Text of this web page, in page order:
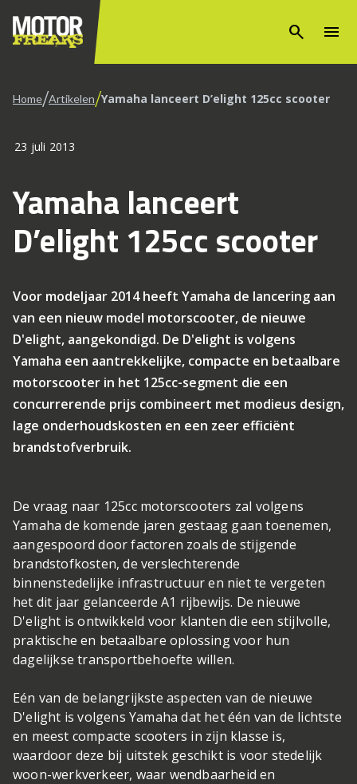
search menu
Home/Artikelen/Yamaha lanceert D’elight 125cc scooter
23 juli 2013
Yamaha lanceert
D’elight 125cc scooter
Voor modeljaar 2014 heeft Yamaha de lancering aan
van een nieuw model motorscooter, de nieuwe
D'elight, aangekondigd. De D'elight is volgens
Yamaha een aantrekkelijke, compacte en betaalbare
motorscooter in het 125cc-segment die een
concurrerende prijs combineert met modieus design,
lage onderhoudskosten en een zeer efficiënt
brandstofverbruik.
De vraag naar 125cc motorscooters zal volgens
Yamaha de komende jaren gestaag gaan toenemen,
aangespoord door factoren zoals de stijgende
brandstofkosten, de verslechterende
binnenstedelijke infrastructuur en niet te vergeten
het dit jaar gelanceerde A1 rijbewijs. De nieuwe
D'elight is ontwikkeld voor klanten die een stijlvolle,
praktische en betaalbare oplossing voor hun
dagelijkse transportbehoefte willen.
Eén van de belangrijkste aspecten van de nieuwe
D'elight is volgens Yamaha dat het één van de lichtste
en meest compacte scooters in zijn klasse is,
waardoor deze bij uitstek geschikt is voor stedelijk
woon-werkverkeer, waar wendbaarheid en